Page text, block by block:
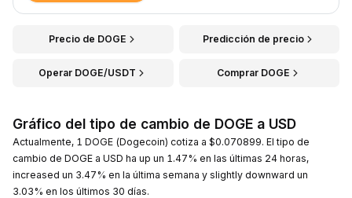
Precio de DOGE Predicción de precio
Operar DOGE/USDT Comprar DOGE
Gráfico del tipo de cambio de DOGE a USD
Actualmente, 1 DOGE (Dogecoin) cotiza a $0.070899. El tipo de
cambio de DOGE a USD ha up un 1.47% en las últimas 24 horas,
increased un 3.47% en la última semana y slightly downward un
3.03% en los últimos 30 días.